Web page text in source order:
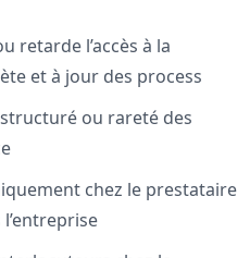
retarde l’accès à la
et à jour des process
ou rareté des
chez le prestataire